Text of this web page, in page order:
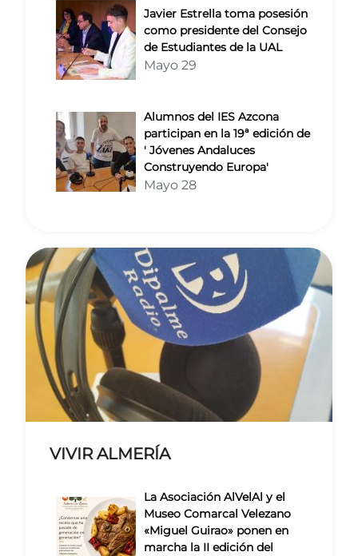
Javier Estrella toma posesión
como presidente del Consejo
de Estudiantes de la UAL
Mayo 29
Alumnos del IES Azcona
participan en la 19ª edición de
' Jóvenes Andaluces
Construyendo Europa'
Mayo 28
VIVIR ALMERÍA
La Asociación AlVelAl y el
Museo Comarcal Velezano
«Miguel Guirao» ponen en
marcha la II edición del